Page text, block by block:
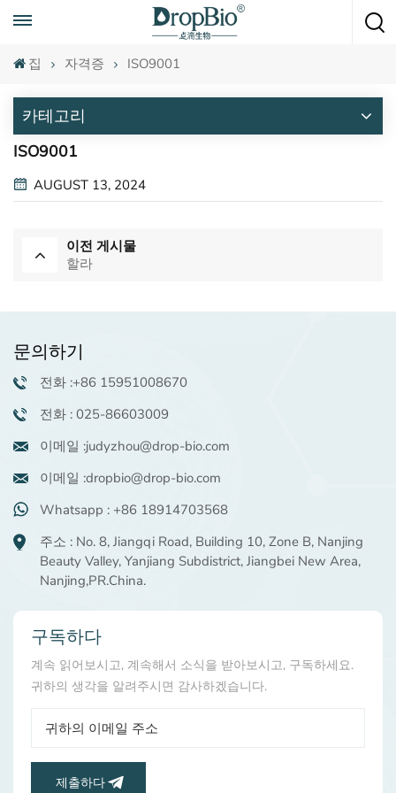
언제든지 전화하세요
+86 15951008670
집 자격증 ISO9001
카테고리
ISO9001
AUGUST 13, 2024
이전 게시물
할라
문의하기
전화 :+86 15951008670
전화 : 025-86603009
이메일 :judyzhou@drop-bio.com
이메일 :dropbio@drop-bio.com
Whatsapp : +86 18914703568
주소 : No. 8, Jiangqi Road, Building 10, Zone B, Nanjing
Beauty Valley, Yanjiang Subdistrict, Jiangbei New Area,
Nanjing,PR.China.
구독하다
계속 읽어보시고, 계속해서 소식을 받아보시고, 구독하세요.
귀하의 생각을 알려주시면 감사하겠습니다.
제출하다